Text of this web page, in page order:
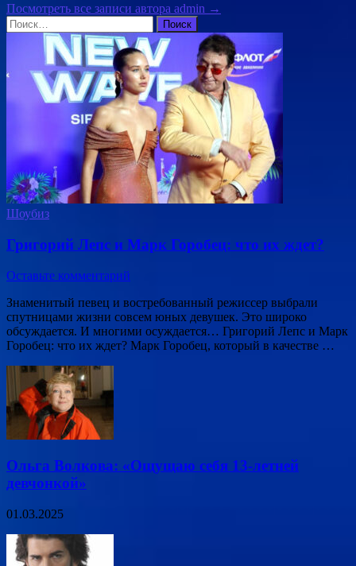
Посмотреть все записи автора admin →
Найти:
Шоубиз
Григорий Лепс и Марк Горобец: что их ждет?
Оставьте комментарий
Знаменитый певец и востребованный режиссер выбрали
спутницами жизни совсем юных девушек. Это широко
обсуждается. И многими осуждается… Григорий Лепс и Марк
Горобец: что их ждет? Марк Горобец, который в качестве …
Ольга Волкова: «Ощущаю себя 13-летней
девчонкой»
01.03.2025